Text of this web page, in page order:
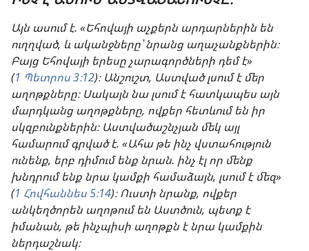
Այն ասում է. «Եհովայի աչքերն արդարներին են
ուղղված, և ականջները՝ նրանց աղաչանքներին։
Բայց Եհովայի երեսը չարագործների դեմ է»
(1 Պետրոս 3։12)։ Անշուշտ, Աստված լսում է մեր
աղոթքները։ Սակայն նա լսում է հատկապես այն
մարդկանց աղոթքները, ովքեր հետևում են իր
սկզբունքներին։ Աստվածաշնչյան մեկ այլ
համարում գրված է. «Ահա թե ինչ վստահություն
ունենք, երբ դիմում ենք նրան. ինչ էլ որ մենք
խնդրում ենք նրա կամքի համաձայն, լսում է մեզ»
(1 Հովհաննես 5։14)։ Ուստի նրանք, ովքեր
անկեղծորեն աղոթում են Աստծուն, պետք է
իմանան, թե ինչպիսի աղոթքն է նրա կամքին
ներդաշնակ։